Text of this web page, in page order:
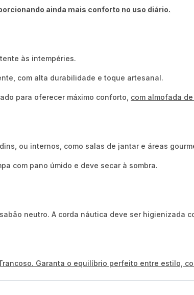
ainda mais conforto no uso diário.
às intempéries.
com alta durabilidade e toque artesanal.
para oferecer máximo conforto com almofada
ou internos, como salas de jantar e áreas
com pano úmido e deve secar à sombra.
neutro. A corda náutica deve ser higienizada
Garanta o equilíbrio perfeito entre estilo,